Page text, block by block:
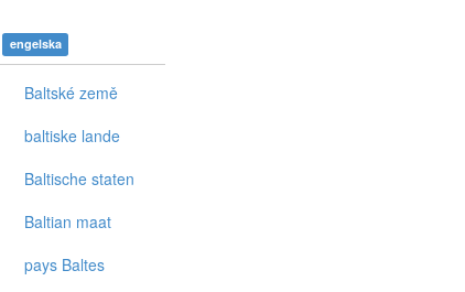
engelska
Baltské země
baltiske lande
Baltische staten
Baltian maat
pays Baltes